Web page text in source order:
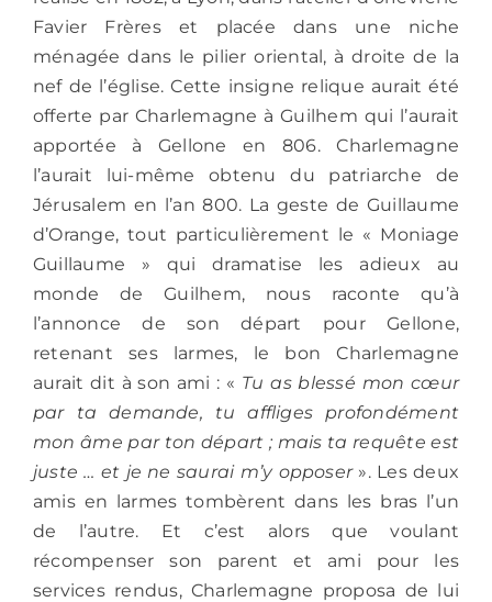
Favier Frères et placée dans une niche
ménagée dans le pilier oriental, à droite de la
nef de l’église. Cette insigne relique aurait été
offerte par Charlemagne à Guilhem qui l’aurait
apportée à Gellone en 806. Charlemagne
l’aurait lui-même obtenu du patriarche de
Jérusalem en l’an 800. La geste de Guillaume
d’Orange, tout particulièrement le « Moniage
Guillaume » qui dramatise les adieux au
monde de Guilhem, nous raconte qu’à
l’annonce de son départ pour Gellone,
retenant ses larmes, le bon Charlemagne
aurait dit à son ami : « Tu as blessé mon cœur
par ta demande, tu affliges profondément
mon âme par ton départ ; mais ta requête est
juste … et je ne saurai m’y opposer». Les deux
amis en larmes tombèrent dans les bras l’un
de l’autre. Et c’est alors que voulant
récompenser son parent et ami pour les
services rendus, Charlemagne proposa de lui